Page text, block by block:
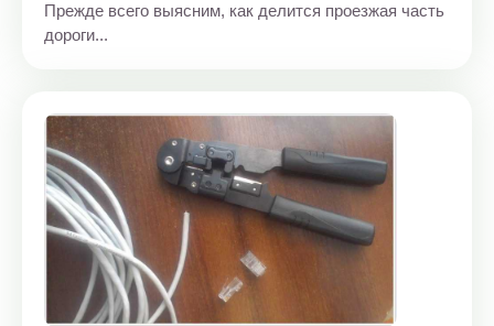
Прежде всего выясним, как делится проезжая часть
дороги...